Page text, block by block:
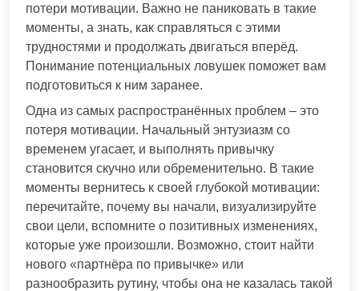
потери мотивации. Важно не паниковать в такие
моменты, а знать, как справляться с этими
трудностями и продолжать двигаться вперёд.
Понимание потенциальных ловушек поможет вам
подготовиться к ним заранее.
Одна из самых распространённых проблем – это
потеря мотивации. Начальный энтузиазм со
временем угасает, и выполнять привычку
становится скучно или обременительно. В такие
моменты вернитесь к своей глубокой мотивации:
перечитайте, почему вы начали, визуализируйте
свои цели, вспомните о позитивных изменениях,
которые уже произошли. Возможно, стоит найти
нового «партнёра по привычке» или
разнообразить рутину, чтобы она не казалась такой